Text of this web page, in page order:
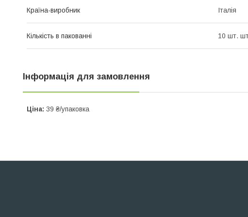
Країна-виробник Італія
Кількість в пакованні 10 шт.
Інформація для замовлення
Ціна: 39 ₴/упаковка